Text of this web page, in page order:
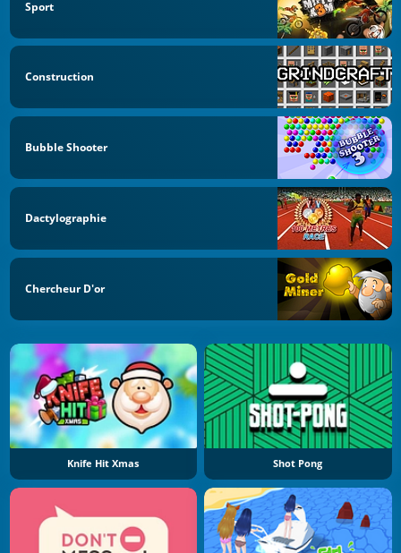
Sport
Construction
Bubble Shooter
Dactylographie
Chercheur D'or
Knife Hit Xmas Shot Pong